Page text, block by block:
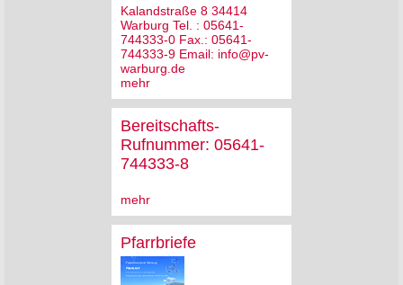
Kalandstraße 8 34414
Warburg Tel. : 05641-
744333-0 Fax.: 05641-
744333-9 Email: info@pv-
warburg.de
mehr
Bereitschafts-
Rufnummer: 05641-
744333-8
mehr
Pfarrbriefe